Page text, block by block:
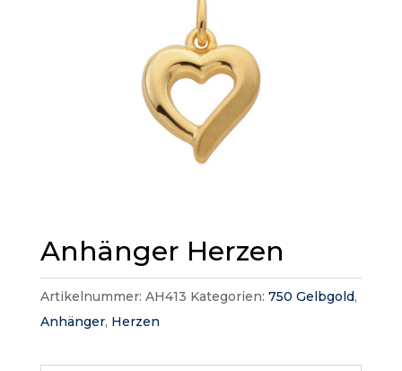
Anhänger Herzen
Artikelnummer: AH413 Kategorien: 750 Gelbgold,
Anhänger, Herzen